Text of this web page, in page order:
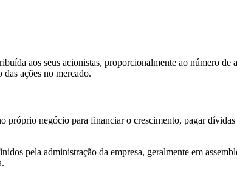
aos seus acionistas, proporcionalmente ao número
ações no mercado.
próprio negócio para financiar o crescimento, pagar
pela administração da empresa, geralmente em